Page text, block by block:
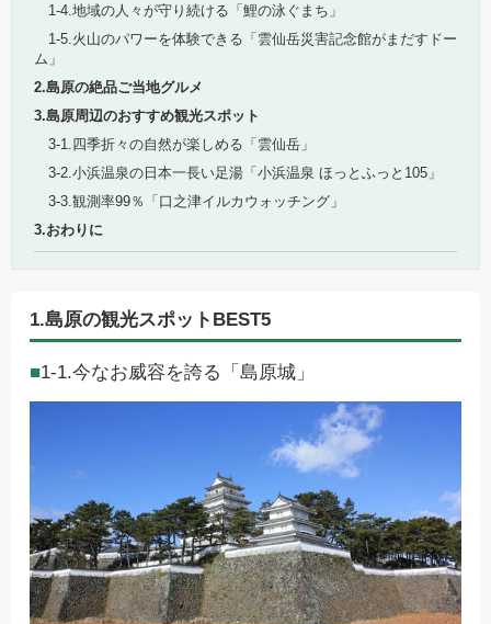
1-4.地域の人々が守り続ける「鯉の泳ぐまち」
1-5.火山のパワーを体験できる「雲仙岳災害記念館がまだすドー
ム」
2.島原の絶品ご当地グルメ
3.島原周辺のおすすめ観光スポット
3-1.四季折々の自然が楽しめる「雲仙岳」
3-2.小浜温泉の日本一長い足湯「小浜温泉 ほっとふっと105」
3-3.観測率99％「口之津イルカウォッチング」
3.おわりに
1.島原の観光スポットBEST5
1-1.今なお威容を誇る「島原城」